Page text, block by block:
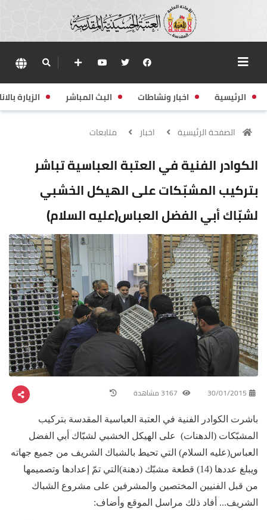
الرئيسية اخبار ونشاطات البث المباشر الزيارة
الصفحة الرئيسية اخبار متابعات
الكوادر الفنية في العتبة العباسية تباشر
بتركيب المشبّكات على الهيكل الخشبي
لشبّاك أبي الفضل العباس(عليه السلام)
30/01/2015
باشرت الكوادر الفنية في العتبة العباسية المقدسة بتركيب
المشبّكات (الدهنات) على الهيكل الخشبي لشبّاك أبي الفضل
العباس(عليه السلام) التي تحيط بالشباك الشريف من جميع جهاته
ويبلغ عددها (14) قطعة مشبّك (دهنة)التي تمّ إعدادها وتصميمها
من قبل الفنيين المختصين والمشرفين على مشروع الشباك
الشريف... أفاد ذلك مراسل الموقع وأضاف: